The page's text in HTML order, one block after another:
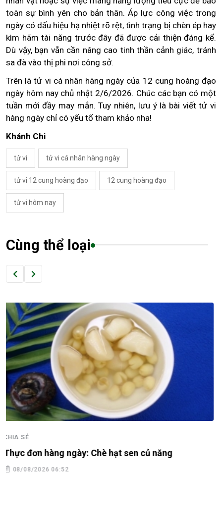
toàn sự bình yên cho bản thân. Áp lực công việc trong
ngày có dấu hiệu hạ nhiệt rõ rệt, tình trạng bị chèn ép hay
kìm hãm tài năng trước đây đã được cải thiện đáng kể.
Dù vậy, bạn vẫn cần nâng cao tinh thần cảnh giác, tránh
sa đà vào thị phi nơi công sở.
Trên là tử vi cá nhân hàng ngày của 12 cung hoàng đạo
ngày hôm nay chủ nhật 2/6/2026. Chúc các bạn có một
tuần mới đầy may mắn. Tuy nhiên, lưu ý là bài viết tử vi
hàng ngày chỉ có yếu tố tham khảo nha!
Khánh Chi
tử vi tử vi cá nhân hàng ngày
tử vi 12 cung hoàng đạo 12 cung hoàng đạo
tử vi hôm nay
Cùng thể loại